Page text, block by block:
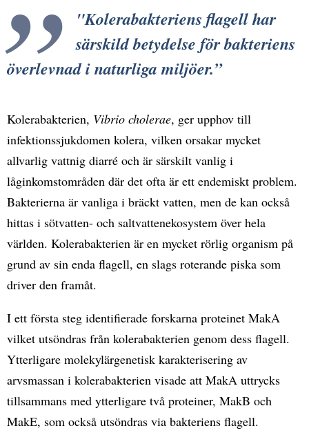
"Kolerabakteriens flagell har
särskild betydelse för bakteriens
överlevnad i naturliga miljöer.
Kolerabakterien, Vibrio cholerae, ger upphov till
infektionssjukdomen kolera, vilken orsakar mycket
allvarlig vattnig diarré och är särskilt vanlig i
låginkomstområden där det ofta är ett endemiskt problem.
Bakterierna är vanliga i bräckt vatten, men de kan också
hittas i sötvatten- och saltvattenekosystem över hela
världen. Kolerabakterien är en mycket rörlig organism på
grund av sin enda flagell, en slags roterande piska som
driver den framåt.
I ett första steg identifierade forskarna proteinet MakA
vilket utsöndras från kolerabakterien genom dess flagell.
Ytterligare molekylärgenetisk karakterisering av
arvsmassan i kolerabakterien visade att MakA uttrycks
tillsammans med ytterligare två proteiner, MakB och
MakE, som också utsöndras via bakteriens flagell.